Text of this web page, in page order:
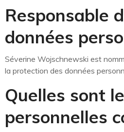
Responsable
données
Séverine Wojschnewski est
la protection des données
Quelles sont
personnelles